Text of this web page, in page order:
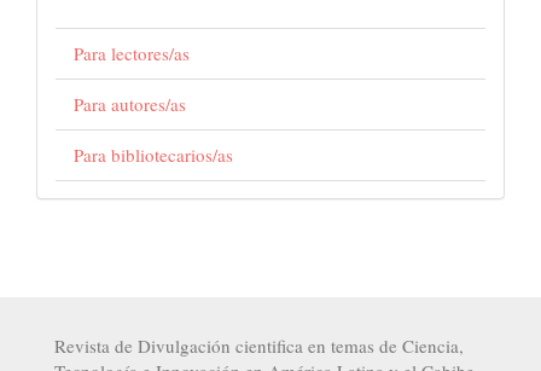
Para lectores/as
Para autores/as
Para bibliotecarios/as
Revista de Divulgación cientifica en temas de Ciencia,